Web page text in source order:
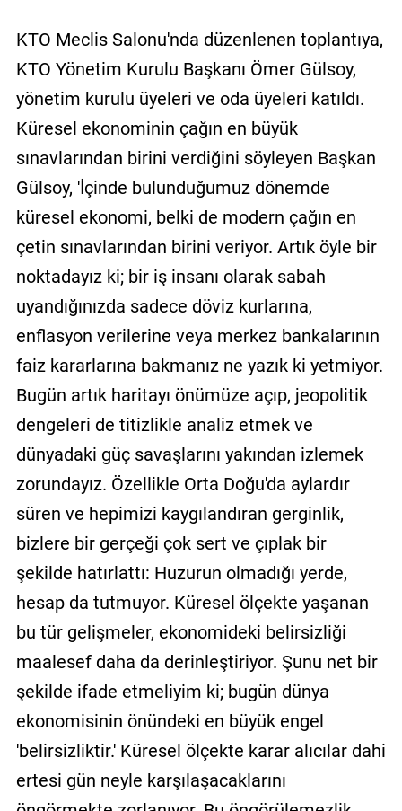
KTO Meclis Salonu'nda düzenlenen toplantıya,
KTO Yönetim Kurulu Başkanı Ömer Gülsoy,
yönetim kurulu üyeleri ve oda üyeleri katıldı.
Küresel ekonominin çağın en büyük
sınavlarından birini verdiğini söyleyen Başkan
Gülsoy, 'İçinde bulunduğumuz dönemde
küresel ekonomi, belki de modern çağın en
çetin sınavlarından birini veriyor. Artık öyle bir
noktadayız ki; bir iş insanı olarak sabah
uyandığınızda sadece döviz kurlarına,
enflasyon verilerine veya merkez bankalarının
faiz kararlarına bakmanız ne yazık ki yetmiyor.
Bugün artık haritayı önümüze açıp, jeopolitik
dengeleri de titizlikle analiz etmek ve
dünyadaki güç savaşlarını yakından izlemek
zorundayız. Özellikle Orta Doğu'da aylardır
süren ve hepimizi kaygılandıran gerginlik,
bizlere bir gerçeği çok sert ve çıplak bir
şekilde hatırlattı: Huzurun olmadığı yerde,
hesap da tutmuyor. Küresel ölçekte yaşanan
bu tür gelişmeler, ekonomideki belirsizliği
maalesef daha da derinleştiriyor. Şunu net bir
şekilde ifade etmeliyim ki; bugün dünya
ekonomisinin önündeki en büyük engel
'belirsizliktir.' Küresel ölçekte karar alıcılar dahi
ertesi gün neyle karşılaşacaklarını